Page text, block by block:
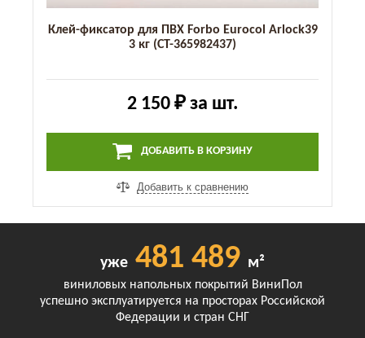
Клей-фиксатор для ПВХ Forbo Eurocol Arlock39
3 кг (СТ-365982437)
2 150 ₽ за шт.
ДОБАВИТЬ В КОРЗИНУ
Добавить к сравнению
уже 481 489 м²
виниловых напольных покрытий ВиниПол
успешно эксплуатируется на просторах Российской
Федерации и стран СНГ